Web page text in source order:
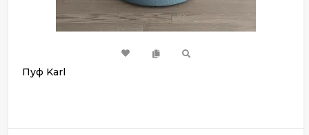
Пуф Karl